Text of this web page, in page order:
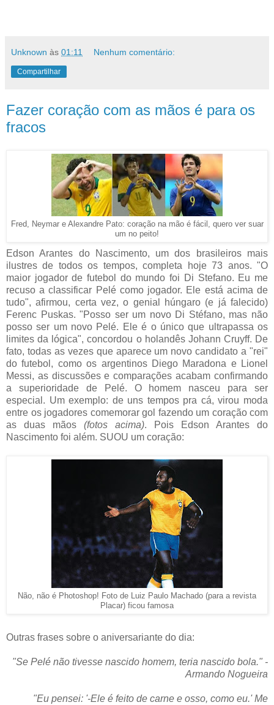
Unknown às 01:11 Nenhum comentário:
Compartilhar
Fazer coração com as mãos é para os
fracos
Fred, Neymar e Alexandre Pato: coração na mão é fácil, quero ver suar
um no peito!
Edson Arantes do Nascimento, um dos brasileiros mais
ilustres de todos os tempos, completa hoje 73 anos. "O
maior jogador de futebol do mundo foi Di Stefano. Eu me
recuso a classificar Pelé como jogador. Ele está acima de
tudo", afirmou, certa vez, o genial húngaro (e já falecido)
Ferenc Puskas. "Posso ser um novo Di Stéfano, mas não
posso ser um novo Pelé. Ele é o único que ultrapassa os
limites da lógica", concordou o holandês Johann Cruyff. De
fato, todas as vezes que aparece um novo candidato a "rei"
do futebol, como os argentinos Diego Maradona e Lionel
Messi, as discussões e comparações acabam confirmando
a superioridade de Pelé. O homem nasceu para ser
especial. Um exemplo: de uns tempos pra cá, virou moda
entre os jogadores comemorar gol fazendo um coração com
as duas mãos (fotos acima). Pois Edson Arantes do
Nascimento foi além. SUOU um coração:
Não, não é Photoshop! Foto de Luiz Paulo Machado (para a revista
Placar) ficou famosa
Outras frases sobre o aniversariante do dia:
"Se Pelé não tivesse nascido homem, teria nascido bola." -
Armando Nogueira
"Eu pensei: '-Ele é feito de carne e osso, como eu.' Me